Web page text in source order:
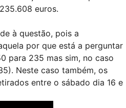
euros.
à questão, pois a
por que está a perguntar
para 235 mas sim, no caso
Neste caso também, os
entre o sábado dia 16 e